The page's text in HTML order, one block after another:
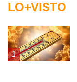
LO+VISTO
1